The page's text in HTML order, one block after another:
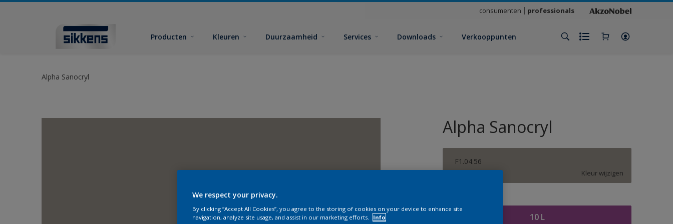
consumenten professionals
Producten Kleuren Duurzaamheid Services Downloads Verkooppunten
Alpha Sanocryl
Alpha Sanocryl
F1.04.56
Kleur wijzigen
10 L
We respect your privacy.
By clicking “Accept All Cookies”, you agree to the storing of cookies on your device to enhance site
navigation, analyze site usage, and assist in our marketing efforts.
Info